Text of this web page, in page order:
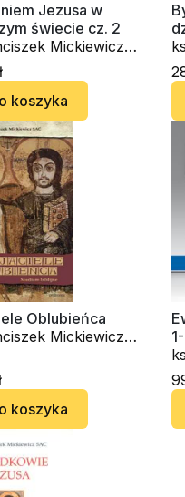
Jezusa w
świecie cz. 2
Mickiewicz
koszyka
1
Oblubieńca
Mickiewicz
koszyka